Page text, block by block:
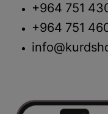
+964 751
+964 751